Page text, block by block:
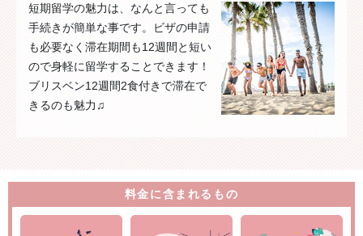
短期留学の魅力は、なんと言っても
手続きが簡単な事です。ビザの申請
も必要なく滞在期間も12週間と短い
ので身軽に留学することできます！
ブリスベン12週間2食付きで滞在で
きるのも魅力♫
料金に含まれるもの